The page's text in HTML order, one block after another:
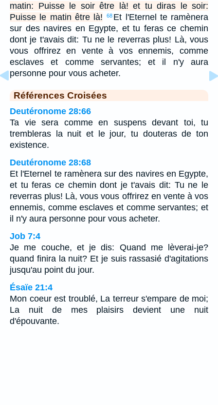
matin: Puisse le soir être là! et tu diras le soir:
Puisse le matin être là!
68 Et l'Eternel te ramènera
sur des navires en Egypte, et tu feras ce chemin
dont je t'avais dit: Tu ne le reverras plus! Là, vous
vous offrirez en vente à vos ennemis, comme
esclaves et comme servantes; et il n'y aura
personne pour vous acheter.
Références Croisées
Deutéronome 28:66
Ta vie sera comme en suspens devant toi, tu
trembleras la nuit et le jour, tu douteras de ton
existence.
Deutéronome 28:68
Et l'Eternel te ramènera sur des navires en Egypte,
et tu feras ce chemin dont je t'avais dit: Tu ne le
reverras plus! Là, vous vous offrirez en vente à vos
ennemis, comme esclaves et comme servantes; et
il n'y aura personne pour vous acheter.
Job 7:4
Je me couche, et je dis: Quand me lèverai-je?
quand finira la nuit? Et je suis rassasié d'agitations
jusqu'au point du jour.
Ésaïe 21:4
Mon coeur est troublé, La terreur s'empare de moi;
La nuit de mes plaisirs devient une nuit
d'épouvante.